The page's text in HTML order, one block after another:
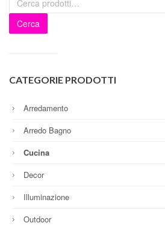
Cerca
CATEGORIE PRODOTTI
Arredamento
Arredo Bagno
Cucina
Decor
Illuminazione
Outdoor